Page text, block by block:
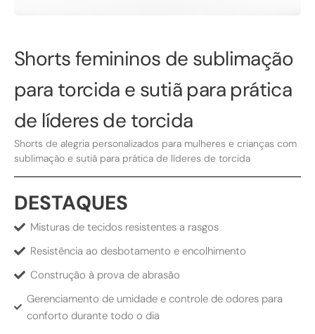
Shorts femininos de sublimação
para torcida e sutiã para prática
de líderes de torcida
Shorts de alegria personalizados para mulheres e crianças com
sublimação e sutiã para prática de líderes de torcida
DESTAQUES
Misturas de tecidos resistentes a rasgos
Resistência ao desbotamento e encolhimento
Construção à prova de abrasão
Gerenciamento de umidade e controle de odores para
conforto durante todo o dia